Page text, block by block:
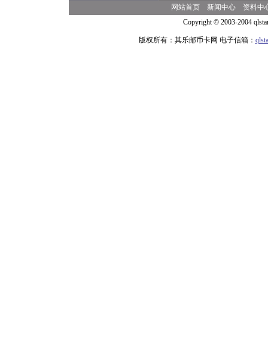
网站首页 新闻中心
资料中
Copyright © 2003-2004
版权所有：其乐邮币卡网 电子信箱：